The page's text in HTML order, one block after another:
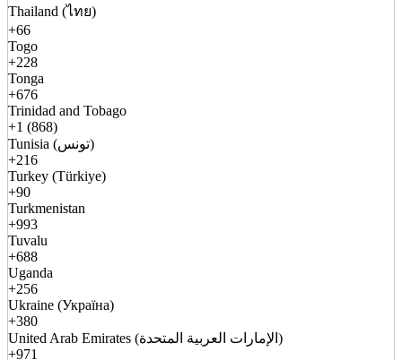
Thailand (ไทย)
+66
Togo
+228
Tonga
+676
Trinidad and Tobago
+1 (868)
Tunisia (تونس)
+216
Turkey (Türkiye)
+90
Turkmenistan
+993
Tuvalu
+688
Uganda
+256
Ukraine (Україна)
+380
United Arab Emirates (الإمارات العربية المتحدة)
+971